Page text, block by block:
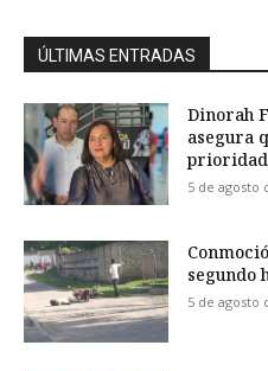
ÚLTIMAS ENTRADAS
Dinorah
asegura
prioridad
5 de agosto
segundo
5 de agosto